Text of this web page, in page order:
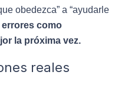
obedezca” a “ayudarle
errores como
la próxima vez.
reales